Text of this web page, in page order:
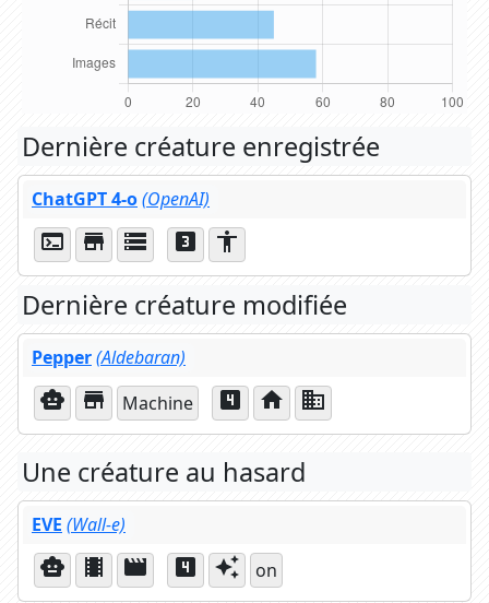
Dernière créature enregistrée
ChatGPT 4-o(OpenAI)
terminal store storage looks_3 accessibility
Dernière créature modifiée
Pepper(Aldebaran)
smart_toy store Machine looks_4 home business
Une créature au hasard
EVE (Wall-e)
smart_toy theaters movie looks_4 auto_awesome on